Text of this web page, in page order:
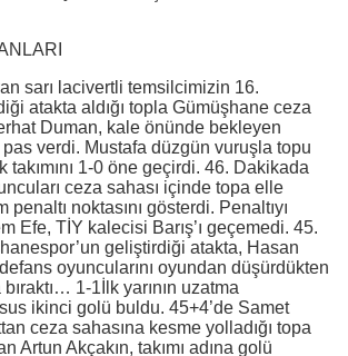
sarı lacivertli temsilcimizin 16.
atakta aldığı topla Gümüşhane ceza
Duman, kale önünde bekleyen
pas verdi. Mustafa düzgün vuruşla topu
takımını 1-0 öne geçirdi. 46. Dakikada
ceza sahası içinde topa elle
noktasını gösterdi. Penaltıyı
Efe, TİY kalecisi Barış’ı geçemedi. 45.
geliştirdiği atakta, Hasan
oyuncularını oyundan düşürdükten
1-1İlk yarının uzatma
ikinci golü buldu. 45+4’de Samet
ceza sahasına kesme yolladığı topa
Artun Akçakın, takımı adına golü